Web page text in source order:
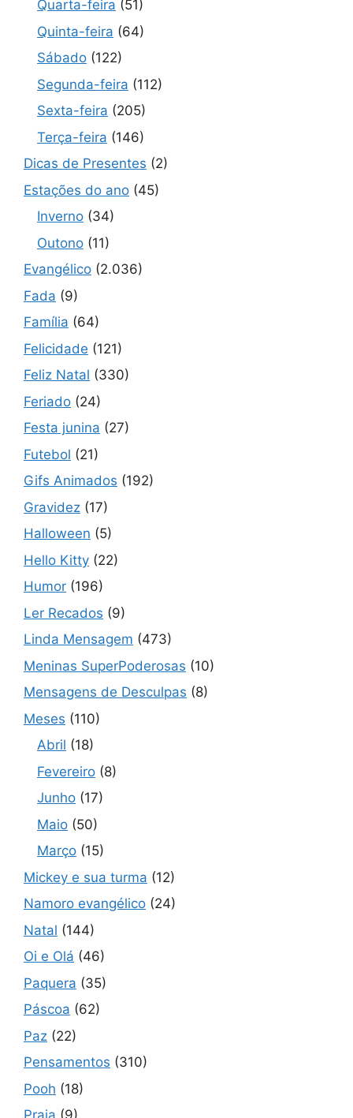
Quarta-feira (51)
Quinta-feira (64)
Sábado (122)
Segunda-feira (112)
Sexta-feira (205)
Terça-feira (146)
Dicas de Presentes (2)
Estações do ano (45)
Inverno (34)
Outono (11)
Evangélico (2.036)
Fada (9)
Família (64)
Felicidade (121)
Feliz Natal (330)
Feriado (24)
Festa junina (27)
Futebol (21)
Gifs Animados (192)
Gravidez (17)
Halloween (5)
Hello Kitty (22)
Humor (196)
Ler Recados (9)
Linda Mensagem (473)
Meninas SuperPoderosas (10)
Mensagens de Desculpas (8)
Meses (110)
Abril (18)
Fevereiro (8)
Junho (17)
Maio (50)
Março (15)
Mickey e sua turma (12)
Namoro evangélico (24)
Natal (144)
Oi e Olá (46)
Paquera (35)
Páscoa (62)
Paz (22)
Pensamentos (310)
Pooh (18)